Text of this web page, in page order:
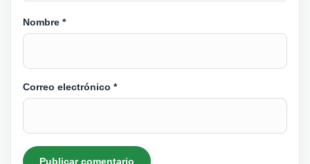
Nombre *
Correo electrónico *